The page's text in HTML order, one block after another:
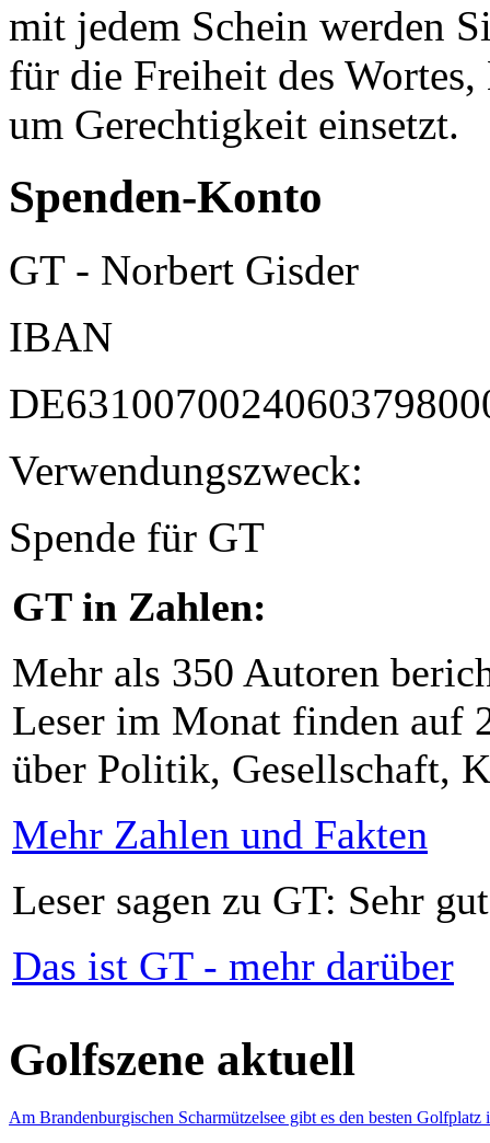
mit jedem Schein werden
für die Freiheit des
um Gerechtigkeit einsetzt.
Spenden-Konto
GT - Norbert Gisder
IBAN
Verwendungszweck:
Spende für GT
GT in Zahlen:
Mehr als 350 Autoren
Leser im Monat finden auf
über Politik, Gesellschaft,
Mehr Zahlen und Fakten
Leser sagen zu GT: Sehr
Das ist GT - mehr darüber
Golfszene aktuell
Am Brandenburgischen Scharmützelsee gibt es den besten